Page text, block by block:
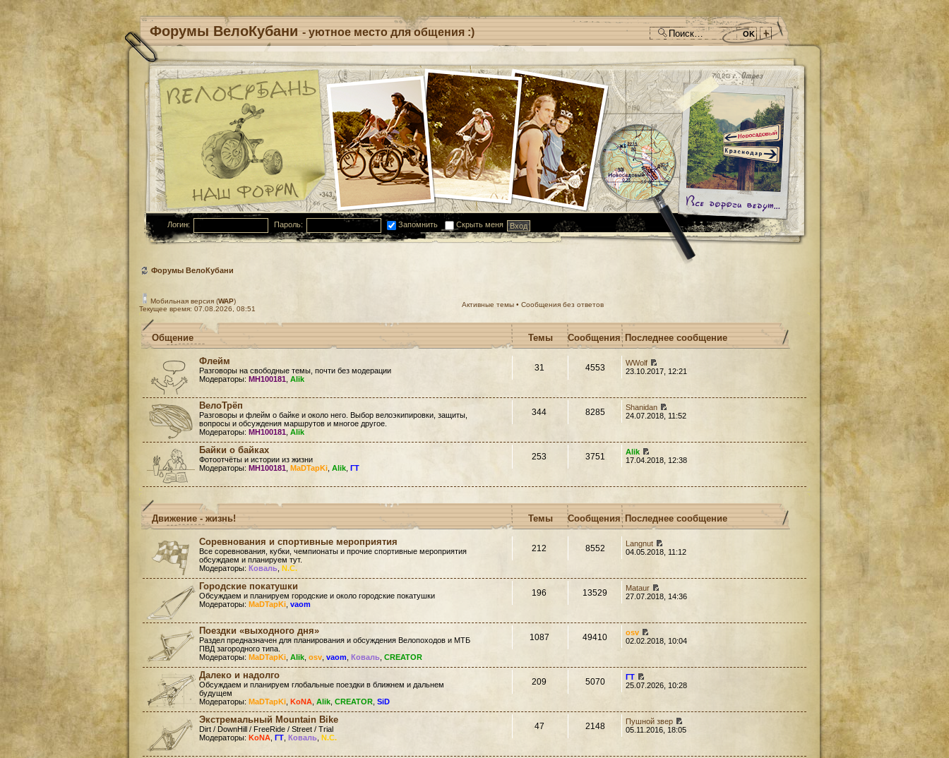
Форумы ВелоКубани - уютное место для общения :)
Логин: Пароль: Запомнить Скрыть меня
Форумы ВелоКубани
Мобильная версия (WAP)
Текущее время: 07.08.2026, 08:51
Активные темы • Сообщения без ответов
Общение Темы Сообщения Последнее сообщение
Флейм
Разговоры на свободные темы, почти без модерации
Модераторы: MH100181 Alik
31 4553
WWolf
23.10.2017, 12:21
ВелоТрёп
Разговоры и флейм о байке и около него. Выбор велоэкипировки, защиты,
вопросы и обсуждения маршрутов и многое другое.
Модераторы: MH100181 Alik
344 8285
Shanidan
24.07.2018, 11:52
Байки о байках
Фотоотчёты и истории из жизни
Модераторы: MH100181 MaDTapKi Alik ГТ
253 3751
Alik
17.04.2018, 12:38
Движение - жизнь! Темы Сообщения Последнее сообщение
Соревнования и спортивные мероприятия
Все соревнования, кубки, чемпионаты и прочие спортивные мероприятия
обсуждаем и планируем тут.
Модераторы: Коваль N.C.
212 8552
Langnut
04.05.2018, 11:12
Городские покатушки
Обсуждаем и планируем городские и около городские покатушки
Модераторы: MaDTapKi vaom
196 13529
Mataur
27.07.2018, 14:36
Поездки «выходного дня»
Раздел предназначен для планирования и обсуждения Велопоходов и МТБ
ПВД загородного типа.
Модераторы: MaDTapKi Alik osv vaom Коваль CREATOR
1087 49410
osv
02.02.2018, 10:04
Далеко и надолго
Обсуждаем и планируем глобальные поездки в ближнем и дальнем
будущем
Модераторы: MaDTapKi KoNA Alik CREATOR SiD
209 5070
ГТ
25.07.2026, 10:28
Экстремальный Mountain Bike
Dirt / DownHill / FreeRide / Street / Trial
Модераторы: KoNA ГТ Коваль N.C.
47 2148
Пушной звер
05.11.2016, 18:05